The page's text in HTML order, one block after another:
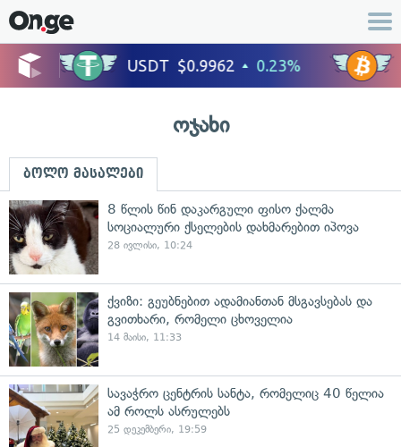
ოჯახი
ბოლო მასალები
8 წლის წინ დაკარგული ფისო ქალმა
სოციალური ქსელების დახმარებით იპოვა
28 ივლისი, 10:24
ქვიზი: გეუბნებით ადამიანთან მსგავსებას და
გვითხარი, რომელი ცხოველია
14 მაისი, 11:33
სავაჭრო ცენტრის სანტა, რომელიც 40 წელია
ამ როლს ასრულებს
25 დეკემბერი, 19:59